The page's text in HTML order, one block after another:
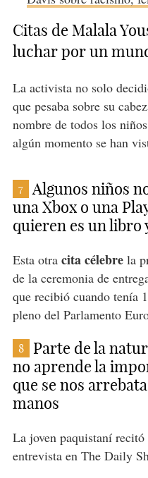
Citas de Malala
luchar por un
La activista no solo
que pesaba sobre su
nombre de todos los
algún momento se han
7
Algunos niños
una Xbox o una
quieren es un libro
Esta otra cita célebrela
de la ceremonia de
que recibió cuando tenía
pleno del Parlamento
8
Parte de la
no aprende la
que se nos
manos
La joven paquistaní recitó
entrevista en The Daily